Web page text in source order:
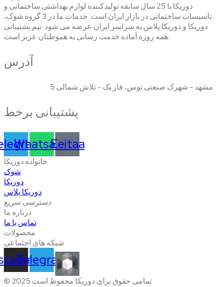
دوریکا با 25 سال سابقه تولیدکننده لوازم بهداشتی ساختمانی و
تاسیسات ساختمانی در بازار ایران است. خدمات ما در 3 گروه شوک،
دوریکا و دوریکا پلاس به سراسر ایران عرضه می شود. تیم پشتیبانی
همه روزه آماده خدمت رسانی به هموطنان عزیز است.
آدرس
مشهد - شهرک صنعتی توس، فاز یک - تلاش شمالی 5
پشتیبانی برخط
Whatsapp
Eeitaa
خانواده دوریکا
شوک
دوریکا
دوریکا پلاس
دسترسی سریع
درباره ما
تماس با ما
محصولات
شبکه های اجتماعی
Telegram
© 2025 تمامی حقوق برای دوریکا محفوظ است.